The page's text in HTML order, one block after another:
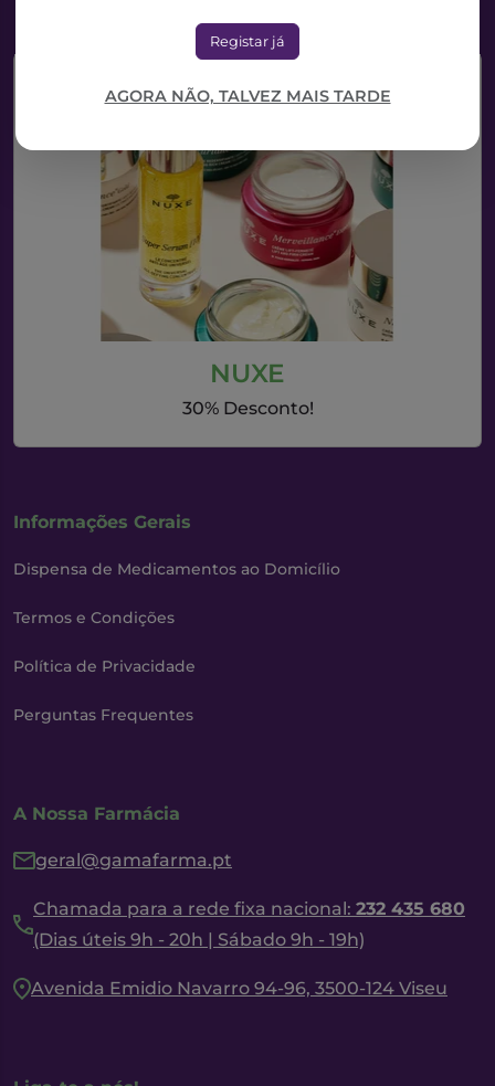
Registar já
AGORA NÃO, TALVEZ MAIS TARDE
NUXE
30% Desconto!
Informações Gerais
Dispensa de Medicamentos ao Domicílio
Termos e Condições
Política de Privacidade
Perguntas Frequentes
A Nossa Farmácia
geral@gamafarma.pt
Chamada para a rede fixa nacional: 232 435 680
(Dias úteis 9h - 20h | Sábado 9h - 19h)
Avenida Emidio Navarro 94-96, 3500-124 Viseu